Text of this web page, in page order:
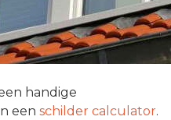
handige
een schilder calculator.